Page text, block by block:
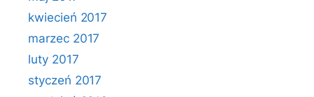
kwiecień 2017
marzec 2017
luty 2017
styczeń 2017